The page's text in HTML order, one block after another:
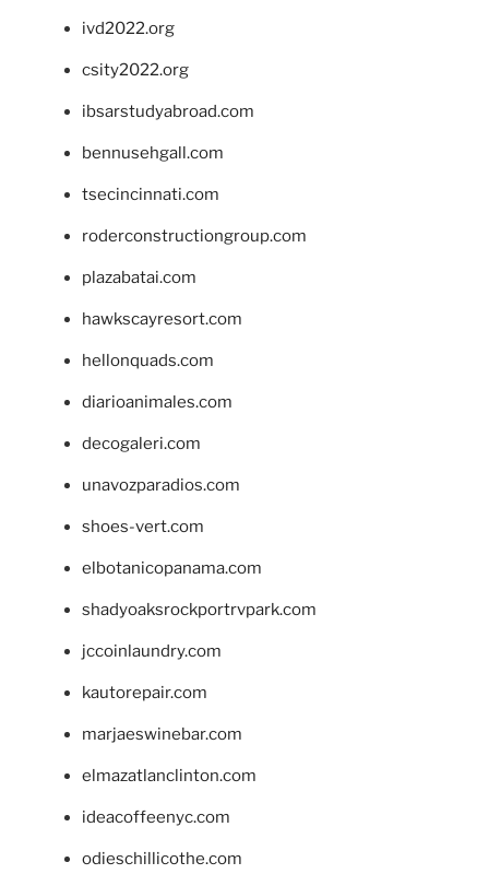
ivd2022.org
csity2022.org
ibsarstudyabroad.com
bennusehgall.com
tsecincinnati.com
roderconstructiongroup.com
plazabatai.com
hawkscayresort.com
hellonquads.com
diarioanimales.com
decogaleri.com
unavozparadios.com
shoes-vert.com
elbotanicopanama.com
shadyoaksrockportrvpark.com
jccoinlaundry.com
kautorepair.com
marjaeswinebar.com
elmazatlanclinton.com
ideacoffeenyc.com
odieschillicothe.com